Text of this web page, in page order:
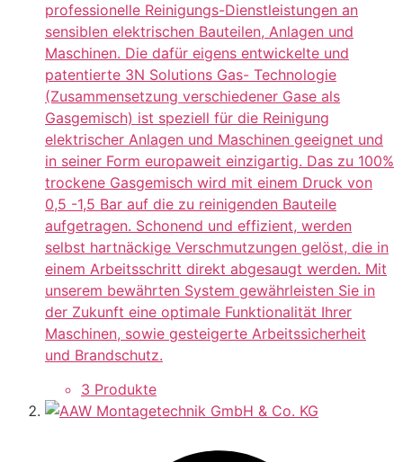
professionelle Reinigungs-Dienstleistungen an
sensiblen elektrischen Bauteilen, Anlagen und
Maschinen. Die dafür eigens entwickelte und
patentierte 3N Solutions Gas- Technologie
(Zusammensetzung verschiedener Gase als
Gasgemisch) ist speziell für die Reinigung
elektrischer Anlagen und Maschinen geeignet und
in seiner Form europaweit einzigartig. Das zu 100%
trockene Gasgemisch wird mit einem Druck von
0,5 -1,5 Bar auf die zu reinigenden Bauteile
aufgetragen. Schonend und effizient, werden
selbst hartnäckige Verschmutzungen gelöst, die in
einem Arbeitsschritt direkt abgesaugt werden. Mit
unserem bewährten System gewährleisten Sie in
der Zukunft eine optimale Funktionalität Ihrer
Maschinen, sowie gesteigerte Arbeitssicherheit
und Brandschutz.
3 Produkte